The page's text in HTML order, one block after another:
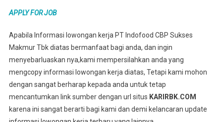
APPLY FOR JOB
Apabila Informasi lowongan kerja PT Indofood CBP Sukses
Makmur Tbk diatas bermanfaat bagi anda, dan ingin
menyebarluaskan nya,kami mempersilahkan anda yang
mengcopy informasi lowongan kerja diatas, Tetapi kami mohon
dengan sangat berharap kepada anda untuk tetap
mencantumkan link sumber dengan url situs KARIRBK.COM
karena ini sangat berarti bagi kami dan demi kelancaran update